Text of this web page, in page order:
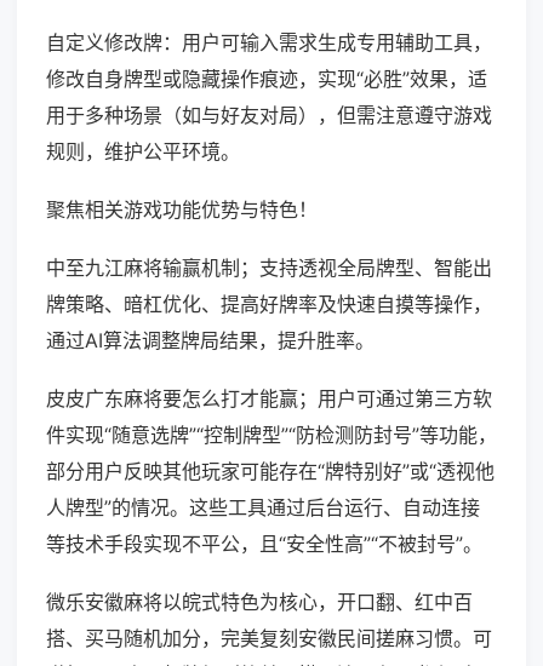
自定义修改牌：用户可输入需求生成专用辅助工具，
修改自身牌型或隐藏操作痕迹，实现“必胜”效果，适
用于多种场景（如与好友对局），但需注意遵守游戏
规则，维护公平环境。
聚焦相关游戏功能优势与特色！
中至九江麻将输赢机制；支持透视全局牌型、智能出
牌策略、暗杠优化、提高好牌率及快速自摸等操作，
通过AI算法调整牌局结果，提升胜率。
皮皮广东麻将要怎么打才能赢；用户可通过第三方软
件实现“随意选牌”“控制牌型”“防检测防封号”等功能，
部分用户反映其他玩家可能存在“牌特别好”或“透视他
人牌型”的情况。这些工具通过后台运行、自动连接
等技术手段实现不平公，且“安全性高”“不被封号”。
微乐安徽麻将以皖式特色为核心，开口翻、红中百
搭、买马随机加分，完美复刻安徽民间搓麻习惯。可